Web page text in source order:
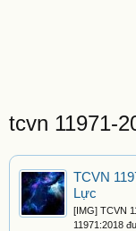
tcvn 11971-
TCVN
Lực
[IMG] TCVN
11971:2018